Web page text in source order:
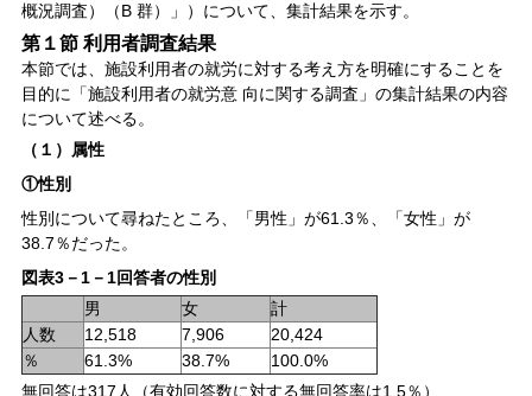
概況調査）（B 群）」）について、集計結果を示す。
第１節 利用者調査結果
本節では、施設利用者の就労に対する考え方を明確にすることを
目的に「施設利用者の就労意 向に関する調査」の集計結果の内容
について述べる。
（１）属性
①性別
性別について尋ねたところ、「男性」が61.3％、「女性」が
38.7％だった。
図表3－1－1回答者の性別
男
女
計
人数
12,518 7,906
20,424
％
61.3% 38.7%
100.0%
無回答は317人（有効回答数に対する無回答率は1.5％）